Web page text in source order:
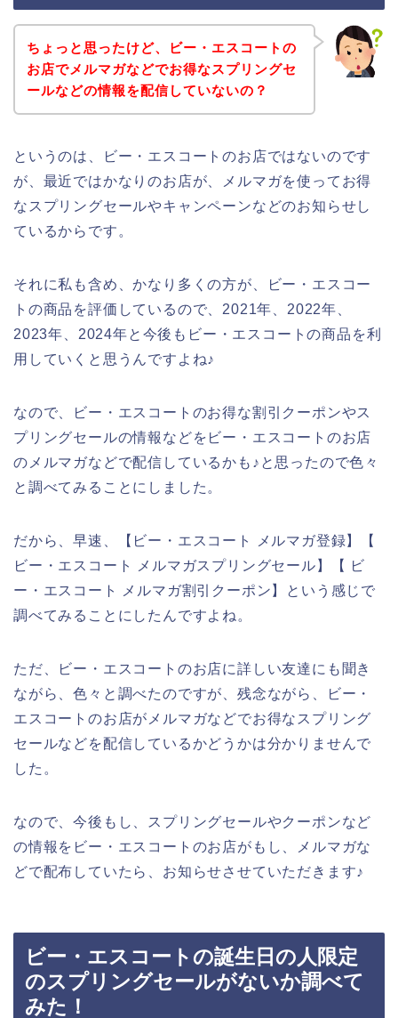
ちょっと思ったけど、ビー・エスコートの
お店でメルマガなどでお得なスプリングセ
ールなどの情報を配信していないの？
というのは、ビー・エスコートのお店ではないのです
が、最近ではかなりのお店が、メルマガを使ってお得
なスプリングセールやキャンペーンなどのお知らせし
ているからです。
それに私も含め、かなり多くの方が、ビー・エスコー
トの商品を評価しているので、2021年、2022年、
2023年、2024年と今後もビー・エスコートの商品を利
用していくと思うんですよね♪
なので、ビー・エスコートのお得な割引クーポンやス
プリングセールの情報などをビー・エスコートのお店
のメルマガなどで配信しているかも♪と思ったので色々
と調べてみることにしました。
だから、早速、【ビー・エスコート メルマガ登録】【
ビー・エスコート メルマガスプリングセール】【 ビ
ー・エスコート メルマガ割引クーポン】という感じで
調べてみることにしたんですよね。
ただ、ビー・エスコートのお店に詳しい友達にも聞き
ながら、色々と調べたのですが、残念ながら、ビー・
エスコートのお店がメルマガなどでお得なスプリング
セールなどを配信しているかどうかは分かりませんで
した。
なので、今後もし、スプリングセールやクーポンなど
の情報をビー・エスコートのお店がもし、メルマガな
どで配布していたら、お知らせさせていただきます♪
ビー・エスコートの誕生日の人限定
のスプリングセールがないか調べて
みた！